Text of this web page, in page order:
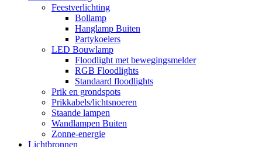
Feestverlichting
Bollamp
Hanglamp Buiten
Partykoelers
LED Bouwlamp
Floodlight met bewegingsmelder
RGB Floodlights
Standaard floodlights
Prik en grondspots
Prikkabels/lichtsnoeren
Staande lampen
Wandlampen Buiten
Zonne-energie
Lichtbronnen